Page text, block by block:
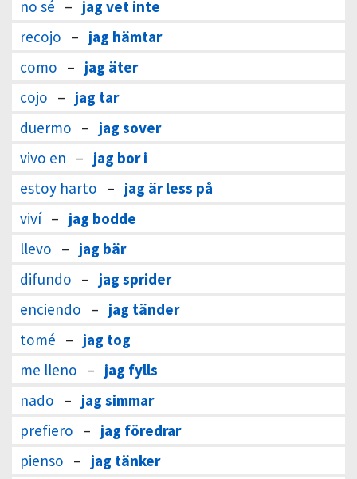
no sé – jag vet inte
recojo – jag hämtar
como – jag äter
cojo – jag tar
duermo – jag sover
vivo en – jag bor i
estoy harto – jag är less på
viví – jag bodde
llevo – jag bär
difundo – jag sprider
enciendo – jag tänder
tomé – jag tog
me lleno – jag fylls
nado – jag simmar
prefiero – jag föredrar
pienso – jag tänker